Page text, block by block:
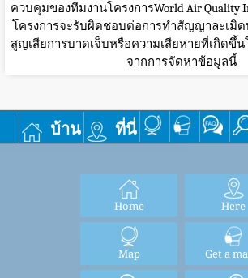
ควบคุมของทีมงานโครงการWorld Air Quality
โครงการจะรับผิดชอบต่อการทำสัญญาละเมิด
สูญเสียการบาดเจ็บหรือความเสียหายที่เกิดขึ้
จากการจัดหาข้อมูลนี้
บ้าน ที่นี่
Home Here
Map Get a